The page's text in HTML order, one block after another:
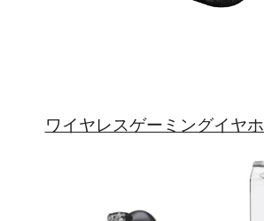
ワイヤレスゲーミングイヤ